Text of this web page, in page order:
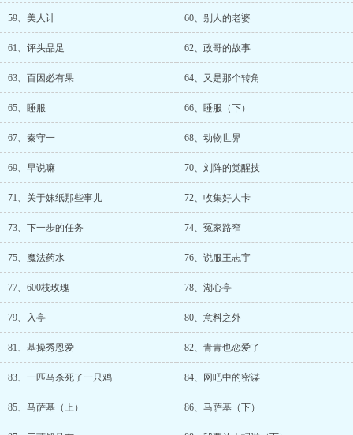
59、美人计 60、别人的老婆
61、评头品足 62、政哥的故事
63、百因必有果 64、又是那个转角
65、睡服 66、睡服（下）
67、秦守一 68、动物世界
69、早说嘛 70、刘阵的觉醒技
71、关于妹纸那些事儿 72、收集好人卡
73、下一步的任务 74、冤家路窄
75、魔法药水 76、说服王志宇
77、600枝玫瑰 78、湖心亭
79、入亭 80、意料之外
81、基操秀恩爱 82、青青也恋爱了
83、一匹马杀死了一只鸡 84、网吧中的密谋
85、马萨基（上） 86、马萨基（下）